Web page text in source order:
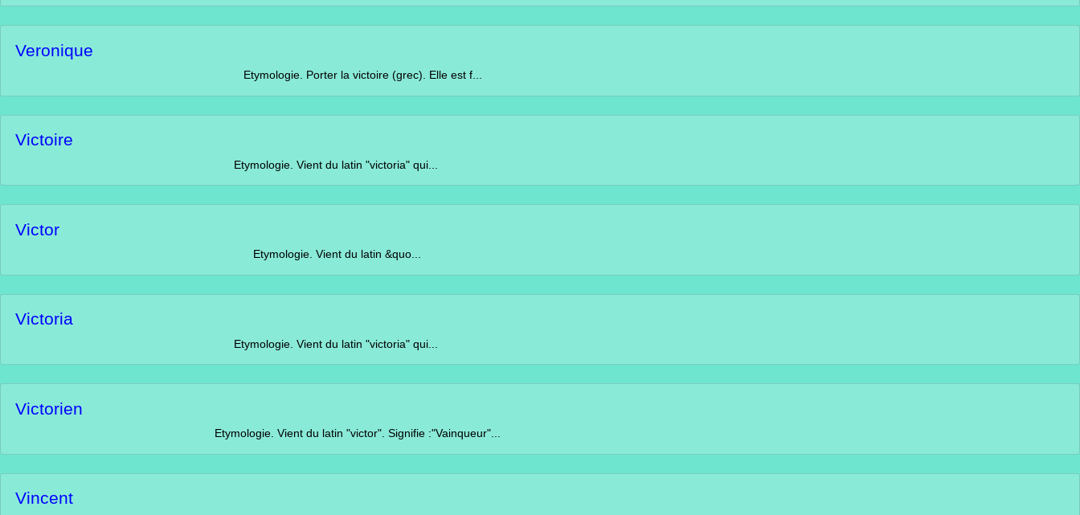
Veronique
Etymologie. Porter la victoire (grec). Elle est f...
Victoire
Etymologie. Vient du latin "victoria" qui...
Victor
Etymologie. Vient du latin &quo...
Victoria
Etymologie. Vient du latin "victoria" qui...
Victorien
Etymologie. Vient du latin "victor". Signifie :"Vainqueur"...
Vincent